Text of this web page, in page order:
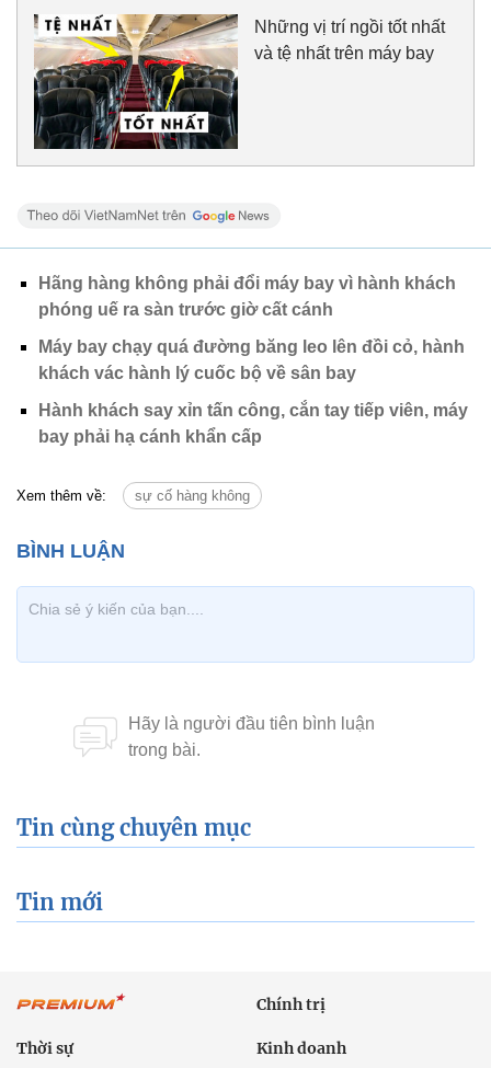
Những vị trí ngồi tốt nhất
và tệ nhất trên máy bay
Hãng hàng không phải đổi máy bay vì hành khách
phóng uế ra sàn trước giờ cất cánh
Máy bay chạy quá đường băng leo lên đồi cỏ, hành
khách vác hành lý cuốc bộ về sân bay
Hành khách say xỉn tấn công, cắn tay tiếp viên, máy
bay phải hạ cánh khẩn cấp
Xem thêm về: sự cố hàng không
Tin cùng chuyên mục
Tin mới
Chính trị
Thời sự Kinh doanh